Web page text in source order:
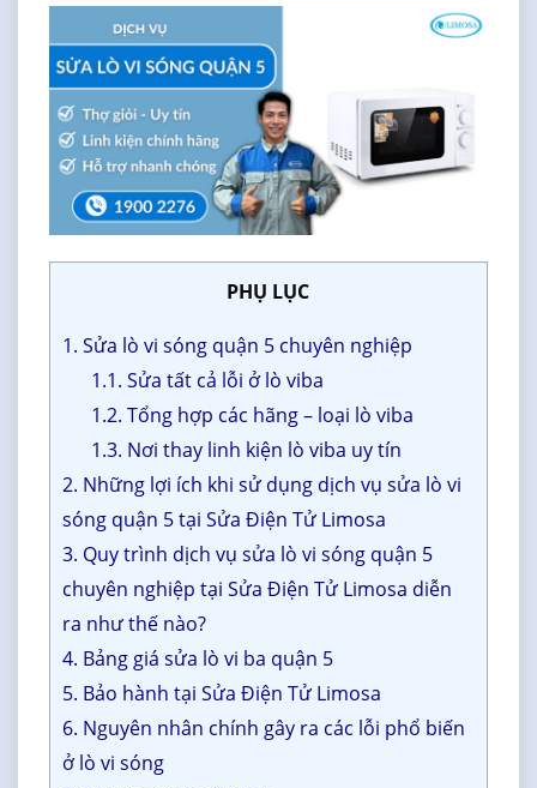
PHỤ LỤC
1. Sửa lò vi sóng quận 5 chuyên nghiệp
1.1. Sửa tất cả lỗi ở lò viba
1.2. Tổng hợp các hãng – loại lò viba
1.3. Nơi thay linh kiện lò viba uy tín
2. Những lợi ích khi sử dụng dịch vụ sửa lò vi
sóng quận 5 tại Sửa Điện Tử Limosa
3. Quy trình dịch vụ sửa lò vi sóng quận 5
chuyên nghiệp tại Sửa Điện Tử Limosa diễn
ra như thế nào?
4. Bảng giá sửa lò vi ba quận 5
5. Bảo hành tại Sửa Điện Tử Limosa
6. Nguyên nhân chính gây ra các lỗi phổ biến
ở lò vi sóng